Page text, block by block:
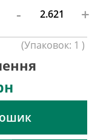
- +
(Упаковок: 1 )